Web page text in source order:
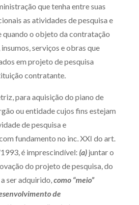
que tenha entre suas
as atividades de pesquisa e
quando o objeto da contratação
serviços e obras que
em projeto de pesquisa
contratante.
para aquisição do piano de
ou entidade cujos fins estejam
de pesquisa e
fundamento no inc. XXI do art.
é imprescindível: (a) juntar o
do projeto de pesquisa, do
ser adquirido,como “meio”
de